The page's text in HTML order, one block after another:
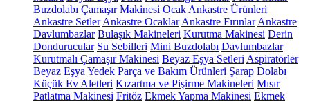
Buzdolabı Çamaşır Makinesi Ocak Ankastre Ürünleri
Ankastre Setler Ankastre Ocaklar Ankastre Fırınlar Ankastre
Davlumbazlar Bulaşık Makineleri Kurutma Makinesi Derin
Dondurucular Su Sebilleri Mini Buzdolabı Davlumbazlar
Kurutmalı Çamaşır Makinesi Beyaz Eşya Setleri Aspiratörler
Beyaz Eşya Yedek Parça ve Bakım Ürünleri Şarap Dolabı
Küçük Ev Aletleri Kızartma ve Pişirme Makineleri Mısır
Patlatma Makinesi Fritöz Ekmek Yapma Makinesi Ekmek